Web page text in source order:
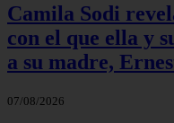
Camila Sodi
con el que ella y
a su madre,
07/08/2026